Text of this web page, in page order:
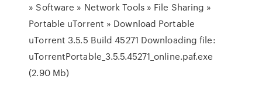
» Software » Network Tools » File Sharing »
Portable uTorrent » Download Portable
uTorrent 3.5.5 Build 45271 Downloading file:
uTorrentPortable_3.5.5.45271_online.paf.exe
(2.90 Mb)